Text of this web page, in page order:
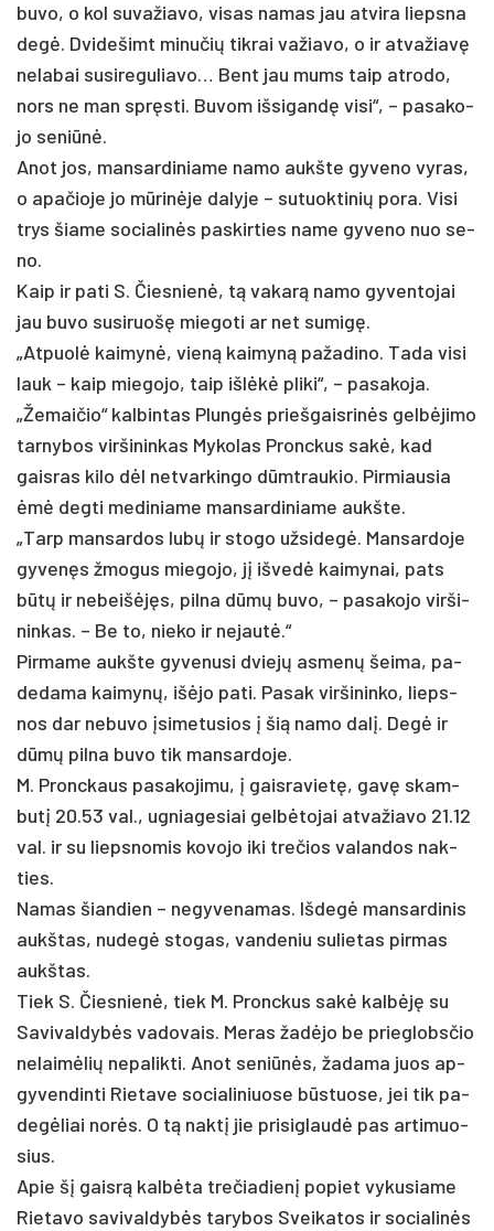
bu­vo, o kol su­va­žia­vo, vi­sas na­mas jau at­vi­ra lieps­na
degė. Dvi­de­šimt mi­nu­čių tik­rai va­žia­vo, o ir at­va­žiavę
ne­la­bai su­si­re­gu­lia­vo… Bent jau mums taip at­ro­do,
nors ne man spręsti. Bu­vom iš­si­gandę vi­si“, – pa­sa­ko­
jo se­niūnė.
Anot jos, man­sar­di­nia­me na­mo aukš­te gy­ve­no vy­ras,
o apa­čio­je jo mūrinė­je da­ly­je – su­tuok­ti­nių po­ra. Vi­si
trys šia­me so­cia­linės pa­skir­ties na­me gy­ve­no nuo se­
no.
Kaip ir pa­ti S. Čies­nienė, tą va­karą na­mo gy­ven­to­jai
jau bu­vo su­si­ruošę mie­go­ti ar net su­migę.
„At­puolė kai­mynė, vieną kai­myną pa­ža­di­no. Ta­da vi­si
lauk – kaip mie­go­jo, taip išlėkė pli­ki“, – pa­sa­ko­ja.
„Že­mai­čio“ kal­bin­tas Plungės prie­šgais­rinės gelbė­ji­mo
tar­ny­bos vir­ši­nin­kas My­ko­las Pronc­kus sakė, kad
gais­ras ki­lo dėl ne­tvar­kin­go dūmtrau­kio. Pir­miau­sia
ėmė deg­ti me­di­nia­me man­sar­di­nia­me aukš­te.
„Tarp man­sar­dos lubų ir sto­go už­si­degė. Man­sar­do­je
gy­venęs žmo­gus mie­go­jo, jį iš­vedė kai­my­nai, pa­ts
būtų ir ne­beišėjęs, pil­na dūmų bu­vo, – pa­sa­ko­jo vir­ši­
nin­kas. – Be to, nie­ko ir ne­jautė.“
Pir­ma­me aukš­te gy­ve­nu­si dviejų as­menų šei­ma, pa­
de­da­ma kai­mynų, išė­jo pa­ti. Pa­sak vir­ši­nin­ko, lieps­
nos dar ne­bu­vo įsi­me­tu­sios į šią na­mo dalį. Degė ir
dūmų pil­na bu­vo tik man­sar­do­je.
M. Pronc­kaus pa­sa­ko­ji­mu, į gais­ra­vietę, gavę skam­
butį 20.53 val., ug­nia­ge­siai gelbė­to­jai at­va­žia­vo 21.12
val. ir su lieps­no­mis ko­vo­jo iki tre­čios va­lan­dos nak­
ties.
Na­mas šian­dien – ne­gy­ve­na­mas. Iš­degė man­sar­di­nis
aukš­tas, nu­degė sto­gas, van­de­niu su­lie­tas pir­mas
aukš­tas.
Tiek S. Čies­nienė, tiek M. Pronc­kus sakė kalbėję su
Sa­vi­val­dybės va­do­vais. Me­ras žadė­jo be prie­globs­čio
ne­laimė­lių ne­pa­lik­ti. Anot se­niūnės, ža­da­ma juos ap­
gy­ven­din­ti Rie­ta­ve so­cia­li­niuo­se būstuo­se, jei tik pa­
degė­liai norės. O tą naktį jie pri­si­glaudė pas ar­ti­muo­
sius.
Apie šį gaisrą kalbė­ta tre­čia­dienį po­piet vy­ku­sia­me
Rie­ta­vo sa­vi­val­dybės ta­ry­bos Svei­ka­tos ir so­cia­linės